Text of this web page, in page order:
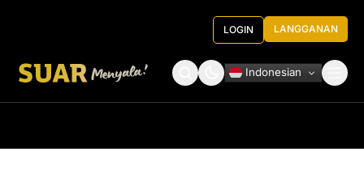
LOGIN LANGGANAN
Indonesian